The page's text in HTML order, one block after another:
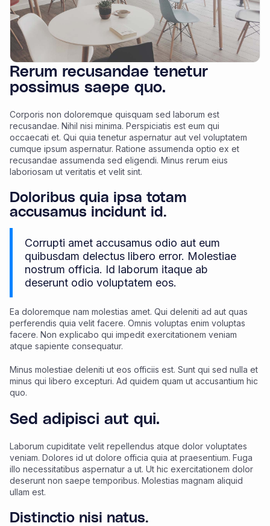
Rerum recusandae tenetur
possimus saepe quo.
Corporis non doloremque quisquam sed laborum est
recusandae. Nihil nisi minima. Perspiciatis est eum qui
occaecati et. Qui quia tenetur aspernatur aut vel voluptatem
cumque ipsum aspernatur. Ratione assumenda optio ex et
recusandae assumenda sed eligendi. Minus rerum eius
laboriosam ut veritatis et velit sint.
Doloribus quia ipsa totam
accusamus incidunt id.
Corrupti amet accusamus odio aut eum
quibusdam delectus libero error. Molestiae
nostrum officia. Id laborum itaque ab
deserunt odio voluptatem eos.
Ea doloremque nam molestias amet. Qui deleniti ad aut quas
perferendis quia velit facere. Omnis voluptas enim voluptas
facere. Non explicabo qui impedit exercitationem veniam
atque sapiente consequatur.
Minus molestiae deleniti ut eos officiis est. Sunt qui sed nulla et
minus qui libero excepturi. Ad quidem quam ut accusantium hic
quo.
Sed adipisci aut qui.
Laborum cupiditate velit repellendus atque dolor voluptates
veniam. Dolores id ut dolore officia quia at praesentium. Fuga
illo necessitatibus aspernatur a ut. Ut hic exercitationem dolor
deserunt non saepe temporibus. Molestias magnam aliquid
ullam est.
Distinctio nisi natus.